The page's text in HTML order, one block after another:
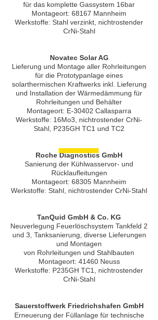
für das komplette Gassystem 16bar
Montageort: 68167 Mannheim
Werkstoffe: Stahl verzinkt, nichtrostender
CrNi-Stahl
Novatec Solar AG
Lieferung und Montage aller Rohrleitungen
für die Prototypanlage eines
solarthermischen Kraftwerks inkl. Lieferung
und Installation der Wärmedämmung für
Rohrleitungen und Behälter
Montageort: E-30402 Callasparra
Werkstoffe: 16Mo3, nichtrostender CrNi-
Stahl, P235GH TC1 und TC2
Roche Diagnostics GmbH
Sanierung der Kühlwasservor- und
Rücklaufleitungen
Montageort: 68305 Mannheim
Werkstoffe: Stahl, nichtrostender CrNi-Stahl
TanQuid GmbH & Co. KG
Neuverlegung Feuerlöschsystem Tankfeld 2
und 3, Tanksanierung, diverse Lieferungen
und Montagen
von Rohrleitungen und Stahlbauten
Montageort: 41460 Neuss
Werkstoffe: P235GH TC1, nichtrostender
CrNi-Stahl
Sauerstoffwerk Friedrichshafen GmbH
Erneuerung der Füllanlage für technische